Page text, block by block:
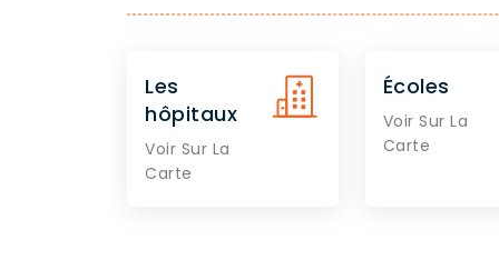
Les
hôpitaux
Voir Sur La
Carte
Écoles
Voir Sur La
Carte